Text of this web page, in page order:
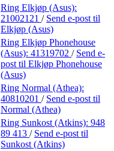
Ring Elkjøp (Asus):
21002121 / Send e-post til
Elkjøp (Asus)
Ring Elkjøp Phonehouse
(Asus): 41319702 / Send e-
post til Elkjøp Phonehouse
(Asus)
Ring Normal (Athea):
40810201 / Send e-post til
Normal (Athea)
Ring Sunkost (Atkins): 948
89 413 / Send e-post til
Sunkost (Atkins)